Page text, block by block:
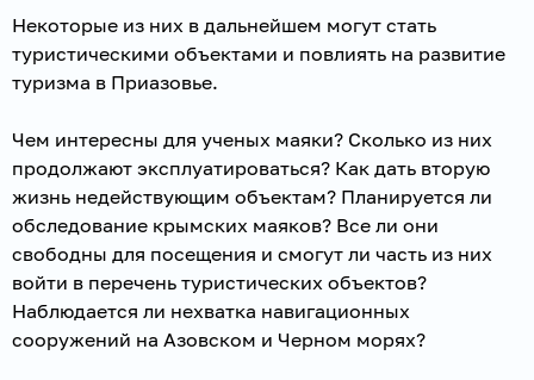
Некоторые из них в дальнейшем могут стать
туристическими объектами и повлиять на развитие
туризма в Приазовье.
Чем интересны для ученых маяки? Сколько из них
продолжают эксплуатироваться? Как дать вторую
жизнь недействующим объектам? Планируется ли
обследование крымских маяков? Все ли они
свободны для посещения и смогут ли часть из них
войти в перечень туристических объектов?
Наблюдается ли нехватка навигационных
сооружений на Азовском и Черном морях?